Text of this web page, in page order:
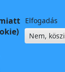
Elfogadás
Nem, köszi